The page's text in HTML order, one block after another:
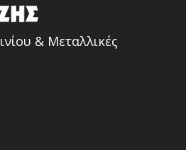
& Μεταλλικές